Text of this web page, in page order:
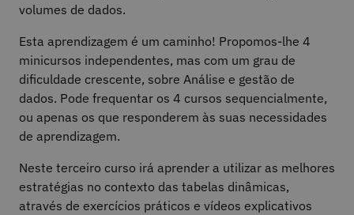
volumes de dados.
Esta aprendizagem é um caminho! Propomos-lhe 4
minicursos independentes, mas com um grau de
dificuldade crescente, sobre Análise e gestão de
dados. Pode frequentar os 4 cursos sequencialmente,
ou apenas os que responderem às suas necessidades
de aprendizagem.
Neste terceiro curso irá aprender a utilizar as melhores
estratégias no contexto das tabelas dinâmicas,
através de exercícios práticos e vídeos explicativos